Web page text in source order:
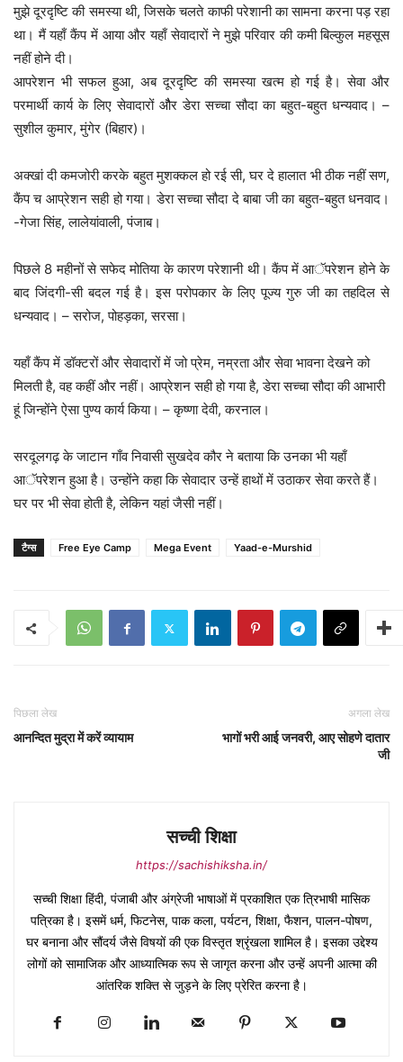
मुझे दूरदृष्टि की समस्या थी, जिसके चलते काफी परेशानी का सामना करना पड़ रहा
था। मैं यहाँ कैंप में आया और यहाँ सेवादारों ने मुझे परिवार की कमी बिल्कुल महसूस
नहीं होने दी।
आपरेशन भी सफल हुआ, अब दूरदृष्टि की समस्या खत्म हो गई है। सेवा और
परमार्थी कार्य के लिए सेवादारों औैर डेरा सच्चा सौदा का बहुत-बहुत धन्यवाद। –
सुशील कुमार, मुंगेर (बिहार)।
अक्खां दी कमजोरी करके बहुत मुशक्कल हो रई सी, घर दे हालात भी ठीक नहीं सण,
कैंप च आप्रेशन सही हो गया। डेरा सच्चा सौदा दे बाबा जी का बहुत-बहुत धनवाद।
-गेजा सिंह, लालेयांवाली, पंजाब।
पिछले 8 महीनों से सफेद मोतिया के कारण परेशानी थी। कैंप में आॅपरेशन होने के
बाद जिंदगी-सी बदल गई है। इस परोपकार के लिए पूज्य गुरु जी का तहदिल से
धन्यवाद। – सरोज, पोहड़का, सरसा।
यहाँ कैंप में डॉक्टरों और सेवादारों में जो प्रेम, नम्रता और सेवा भावना देखने को
मिलती है, वह कहीं और नहीं। आप्रेशन सही हो गया है, डेरा सच्चा सौदा की आभारी
हूं जिन्होंने ऐसा पुण्य कार्य किया। – कृष्णा देवी, करनाल।
सरदूलगढ़ के जाटान गाँव निवासी सुखदेव कौर ने बताया कि उनका भी यहाँ
आॅपरेशन हुआ है। उन्होंने कहा कि सेवादार उन्हें हाथों में उठाकर सेवा करते हैं।
घर पर भी सेवा होती है, लेकिन यहां जैसी नहीं।
टैग्स Free Eye Camp Mega Event Yaad-e-Murshid
पिछला लेख
आनन्दित मुद्रा में करें व्यायाम
अगला लेख
भागों भरी आई जनवरी, आए सोहणे दातार
जी
सच्ची शिक्षा
https://sachishiksha.in/
सच्ची शिक्षा हिंदी, पंजाबी और अंग्रेजी भाषाओं में प्रकाशित एक त्रिभाषी मासिक
पत्रिका है। इसमें धर्म, फिटनेस, पाक कला, पर्यटन, शिक्षा, फैशन, पालन-पोषण,
घर बनाना और सौंदर्य जैसे विषयों की एक विस्तृत श्रृंखला शामिल है। इसका उद्देश्य
लोगों को सामाजिक और आध्यात्मिक रूप से जागृत करना और उन्हें अपनी आत्मा की
आंतरिक शक्ति से जुड़ने के लिए प्रेरित करना है।